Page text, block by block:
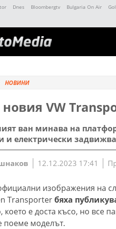
Dnes Bloombergtv Bulgaria On Air Gol
НОВИНИ
новия VW
ван минава на
и електрически
12.12.2023 17:41
изображения на
Transporterбяха
което е доста късо, но все
поеме моделът.